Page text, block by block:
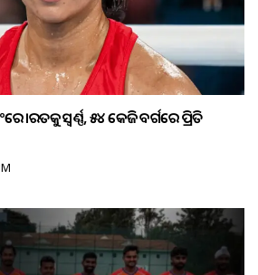
ଭାରତକୁ ସ୍ବର୍ଣ୍ଣ, ୫୪ କେଜି ବର୍ଗରେ ପ୍ରିତି